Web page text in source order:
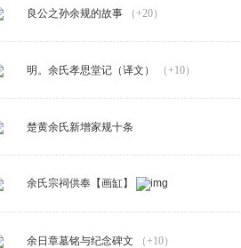
良公之孙余规的故事 （+20）
明。余氏孝思堂记（译文） （+10）
楚黄余氏新增家规十条
余氏宗祠供奉【画缸】
余日章墓铭与纪念碑文 （+10）